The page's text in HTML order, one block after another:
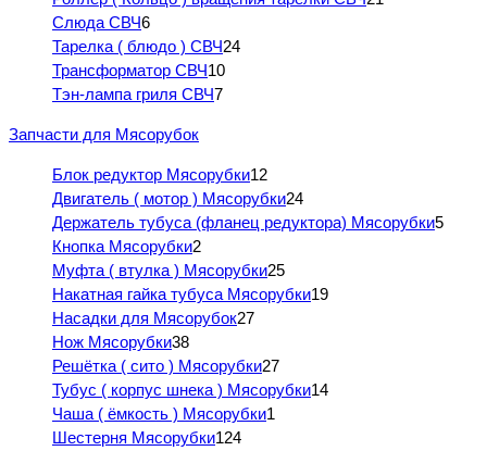
Слюда СВЧ6
Тарелка ( блюдо ) СВЧ24
Трансформатор СВЧ10
Тэн-лампа гриля СВЧ7
Запчасти для Мясорубок
Блок редуктор Мясорубки12
Двигатель ( мотор ) Мясорубки24
Держатель тубуса (фланец редуктора) Мясорубки5
Кнопка Мясорубки2
Муфта ( втулка ) Мясорубки25
Накатная гайка тубуса Мясорубки19
Насадки для Мясорубок27
Нож Мясорубки38
Решётка ( сито ) Мясорубки27
Тубус ( корпус шнека ) Мясорубки14
Чаша ( ёмкость ) Мясорубки1
Шестерня Мясорубки124